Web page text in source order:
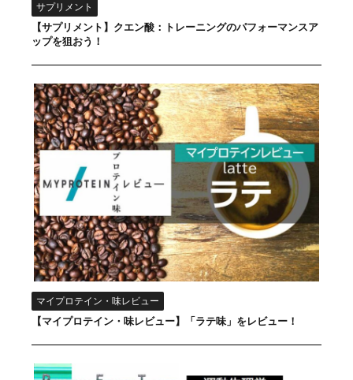
サプリメント
【サプリメント】クエン酸：トレーニングのパフォーマンスア
ップを狙おう！
マイプロテイン・味レビュー
【マイプロテイン・味レビュー】「ラテ味」をレビュー！